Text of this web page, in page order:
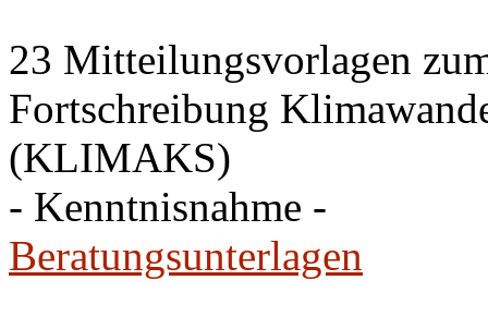
23 Mitteilungsvorlagen
Fortschreibung
(KLIMAKS)
- Kenntnisnahme -
Beratungsunterlagen